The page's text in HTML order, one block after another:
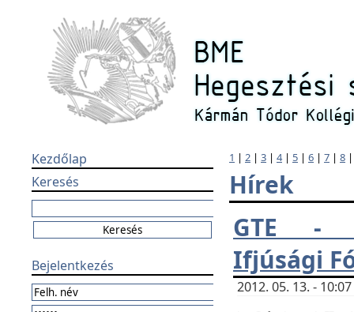
Kezdőlap
Keresés
Bejelentkezés
1 | 2 | 3 | 4| 5 | 6 | 7 | 8
Hírek
GTE -
Ifjúsági
2012. 05. 13. -